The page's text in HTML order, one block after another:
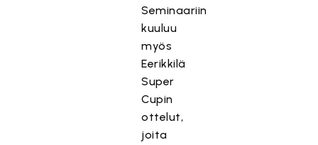
Seminaariin
kuuluu
myös
Eerikkilä
Super
Cupin
ottelut,
joita